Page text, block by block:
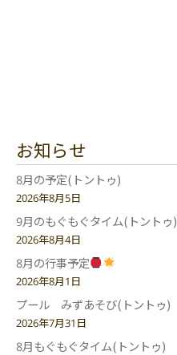
お知らせ
8月の予定(トントゥ)
2026年8月5日
9月のもぐもぐタイム(トントゥ)
2026年8月4日
8月の行事予定
2026年8月1日
プール みずあそび(トントゥ)
2026年7月31日
8月もぐもぐタイム(トントゥ)